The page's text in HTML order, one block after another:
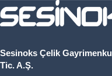
Sesinoks Çelik
Tic. A.Ş.